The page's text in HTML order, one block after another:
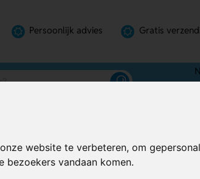
website te verbeteren, om
bezoekers vandaan komen.
Persoonlijk advies Gratis
mijn prijs Al vanaf€ 1,07per stuk